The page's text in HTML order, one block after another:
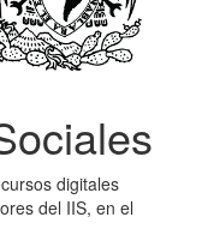
digitales
del IIS, en el